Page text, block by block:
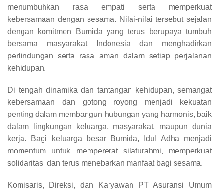
menumbuhkan rasa empati serta memperkuat
kebersamaan dengan sesama. Nilai-nilai tersebut sejalan
dengan komitmen Bumida yang terus berupaya tumbuh
bersama masyarakat Indonesia dan menghadirkan
perlindungan serta rasa aman dalam setiap perjalanan
kehidupan.
Di tengah dinamika dan tantangan kehidupan, semangat
kebersamaan dan gotong royong menjadi kekuatan
penting dalam membangun hubungan yang harmonis, baik
dalam lingkungan keluarga, masyarakat, maupun dunia
kerja. Bagi keluarga besar Bumida, Idul Adha menjadi
momentum untuk mempererat silaturahmi, memperkuat
solidaritas, dan terus menebarkan manfaat bagi sesama.
Komisaris, Direksi, dan Karyawan PT Asuransi Umum